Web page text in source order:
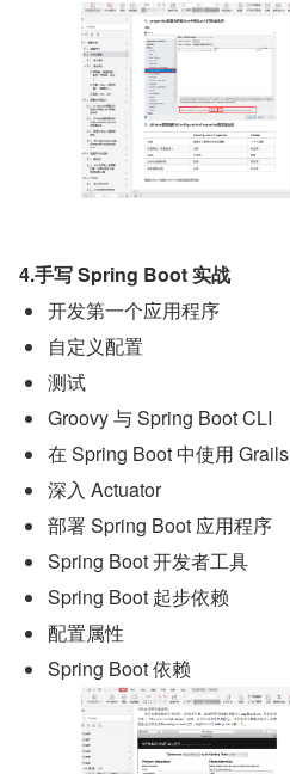
4.手写 Spring Boot 实战
开发第一个应用程序
自定义配置
测试
Groovy 与 Spring Boot CLI
在 Spring Boot 中使用 Grails
深入 Actuator
部署 Spring Boot 应用程序
Spring Boot 开发者工具
Spring Boot 起步依赖
配置属性
Spring Boot 依赖